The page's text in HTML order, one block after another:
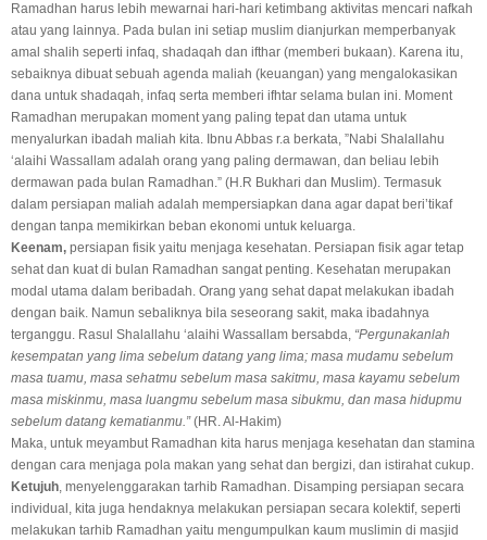
Ramadhan harus lebih mewarnai hari-hari ketimbang aktivitas mencari nafkah
atau yang lainnya. Pada bulan ini setiap muslim dianjurkan memperbanyak
amal shalih seperti infaq, shadaqah dan ifthar (memberi bukaan). Karena itu,
sebaiknya dibuat sebuah agenda maliah (keuangan) yang mengalokasikan
dana untuk shadaqah, infaq serta memberi ifhtar selama bulan ini. Moment
Ramadhan merupakan moment yang paling tepat dan utama untuk
menyalurkan ibadah maliah kita. Ibnu Abbas r.a berkata, ”Nabi Shalallahu
‘alaihi Wassallam adalah orang yang paling dermawan, dan beliau lebih
dermawan pada bulan Ramadhan.” (H.R Bukhari dan Muslim). Termasuk
dalam persiapan maliah adalah mempersiapkan dana agar dapat beri’tikaf
dengan tanpa memikirkan beban ekonomi untuk keluarga.
Keenam, persiapan fisik yaitu menjaga kesehatan. Persiapan fisik agar tetap
sehat dan kuat di bulan Ramadhan sangat penting. Kesehatan merupakan
modal utama dalam beribadah. Orang yang sehat dapat melakukan ibadah
dengan baik. Namun sebaliknya bila seseorang sakit, maka ibadahnya
terganggu. Rasul Shalallahu ‘alaihi Wassallam bersabda, “Pergunakanlah
kesempatan yang lima sebelum datang yang lima; masa mudamu sebelum
masa tuamu, masa sehatmu sebelum masa sakitmu, masa kayamu sebelum
masa miskinmu, masa luangmu sebelum masa sibukmu, dan masa hidupmu
sebelum datang kematianmu.”(HR. Al-Hakim)
Maka, untuk meyambut Ramadhan kita harus menjaga kesehatan dan stamina
dengan cara menjaga pola makan yang sehat dan bergizi, dan istirahat cukup.
Ketujuh, menyelenggarakan tarhib Ramadhan. Disamping persiapan secara
individual, kita juga hendaknya melakukan persiapan secara kolektif, seperti
melakukan tarhib Ramadhan yaitu mengumpulkan kaum muslimin di masjid